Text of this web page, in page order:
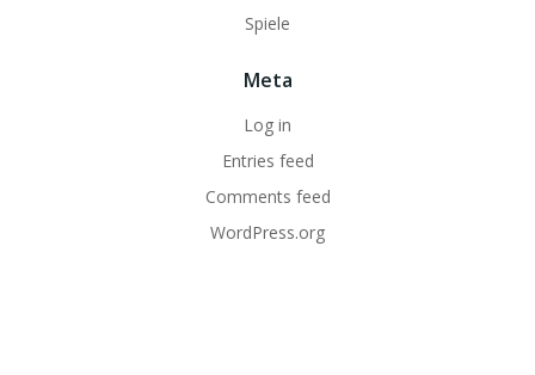
Spiele
Meta
Log in
Entries feed
Comments feed
WordPress.org